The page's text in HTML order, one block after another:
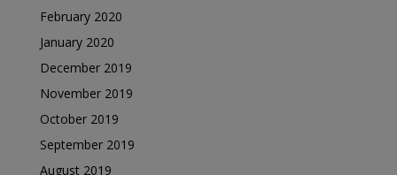
February 2020
January 2020
December 2019
November 2019
October 2019
September 2019
August 2019